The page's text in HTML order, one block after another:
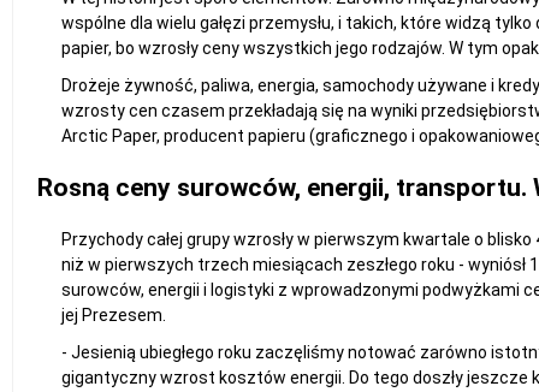
wspólne dla wielu gałęzi przemysłu, i takich, które widzą
papier, bo wzrosły ceny wszystkich jego rodzajów. W tym
Drożeje żywność, paliwa, energia, samochody używane i
wzrosty cen czasem przekładają się na wyniki
Arctic Paper, producent papieru (graficznego i
Rosną ceny surowców, energii, transportu.
Przychody całej grupy wzrosły w pierwszym kwartale o
niż w pierwszych trzech miesiącach zeszłego roku - wyniósł
surowców, energii i logistyki z wprowadzonymi podwyżkami
jej Prezesem.
- Jesienią ubiegłego roku zaczęliśmy notować zarówno
gigantyczny wzrost kosztów energii. Do tego doszły jeszcze